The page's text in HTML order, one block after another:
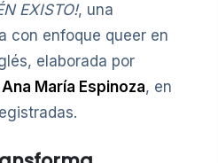
EXISTO!, una
con enfoque queer en
elaborada por
María Espinoza, en